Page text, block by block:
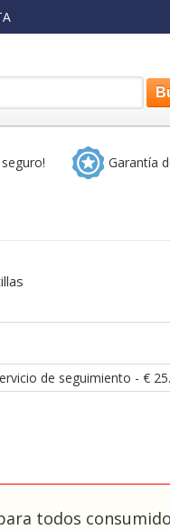
Garantía
de seguimiento - €
todos